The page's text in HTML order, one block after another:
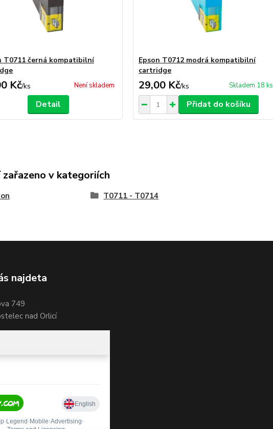
T0711 černá kompatibilní
Kč/ks Není skladem
Detail
Epson T0712 modrá kompatibilní
cartridge
29,00 Kč/ks Skladem 18 ks
Přidat do košíku
zařazeno v kategoriích
T0711 - T0714
najdeta
749
nad Orlicí